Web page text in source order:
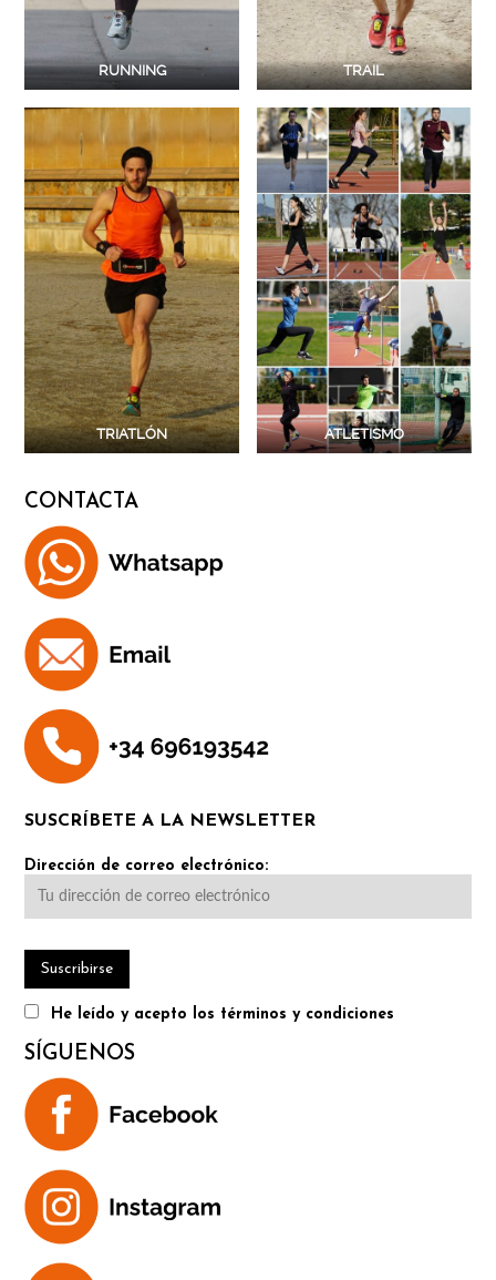
RUNNING TRAIL
TRIATLÓN ATLETISMO
CONTACTA
SUSCRÍBETE A LA NEWSLETTER
Dirección de correo electrónico:
He leído y acepto los términos y condiciones
SÍGUENOS